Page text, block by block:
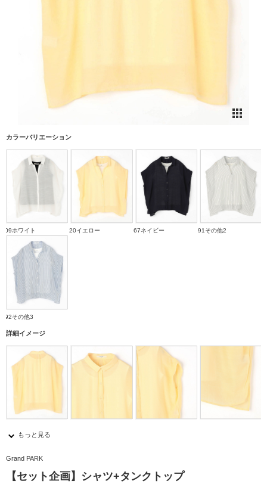
カラーバリエーション
09ホワイト 20イエロー 67ネイビー 91その他2
92その他3
詳細イメージ
もっと見る
Grand PARK
【セット企画】シャツ+タンクトップ